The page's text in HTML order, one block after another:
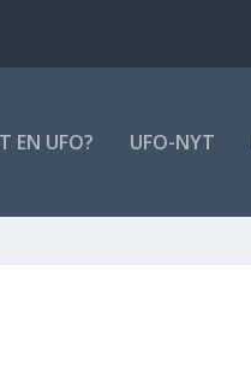
EN UFO? UFO-NYT